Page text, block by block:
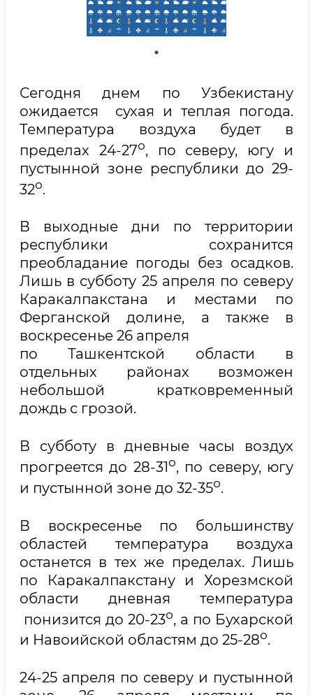
Сегодня днем по Узбекистану
ожидается сухая и теплая погода.
Температура воздуха будет в
пределах 24-27о, по северу, югу и
пустынной зоне республики до 29-
32о.
В выходные дни по территории
республики сохранится
преобладание погоды без осадков.
Лишь в субботу 25 апреля по северу
Каракалпакстана и местами по
Ферганской долине, а также в
воскресенье 26 апреля
по Ташкентской области в
отдельных районах возможен
небольшой кратковременный
дождь с грозой.
В субботу в дневные часы воздух
прогреется до 28-31о, по северу, югу
и пустынной зоне до 32-35о.
В воскресенье по большинству
областей температура воздуха
останется в тех же пределах. Лишь
по Каракалпакстану и Хорезмской
области дневная температура
понизится до 20-23о, а по Бухарской
и Навоийской областям до 25-28о.
24-25 апреля по северу и пустынной